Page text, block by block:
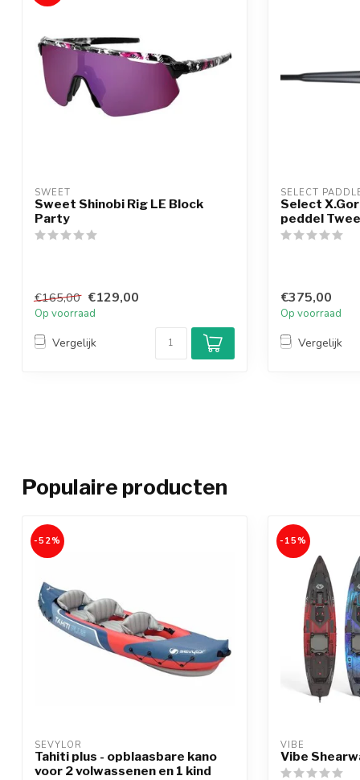
SWEET
Sweet Shinobi Rig LE Block
Party
€165,00 €129,00
Op voorraad
Vergelijk
SELECT
Select
peddel
€375,00
Op voorraad
Vergelijk
Populaire producten
-52%
SEVYLOR
Tahiti plus - opblaasbare kano
voor 2 volwassenen en 1 kind
-15%
VIBE
Vibe